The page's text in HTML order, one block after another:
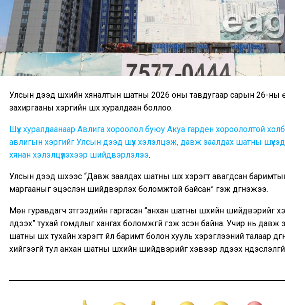
Улсын дээд шүүхийн хяналтын шатны 2026 оны тавдугаар сарын 26-ны
захиргааны хэргийн шүүх хуралдаан боллоо.
Шүүх хуралдаанаар Авлига хороолол буюу Акуа гарден хороололтой
авлигын хэргийг Улсын дээд шүүх хэлэлцэж, давж заалдах шатны
хянан хэлэлцүүлэхээр шийдвэрлэлээ.
Улсын дээд шүүхээс “Давж заалдах шатны шүүх хэрэгт авагдсан
маргааныг эцэслэн шийдвэрлэх боломжтой байсан” гэж дүгнэжээ.
Мөн гуравдагч этгээдийн гаргасан “анхан шатны шүүхийн шийдвэрийг
үлдээх” тухай гомдлыг хангах боломжгүй гэж үзсэн байна. Учир нь давж
шатны шүүх тухайн хэрэгт үйл баримт болон хууль хэрэглээний талаар
хийгээгүй тул анхан шатны шүүхийн шийдвэрийг хэвээр үлдээх